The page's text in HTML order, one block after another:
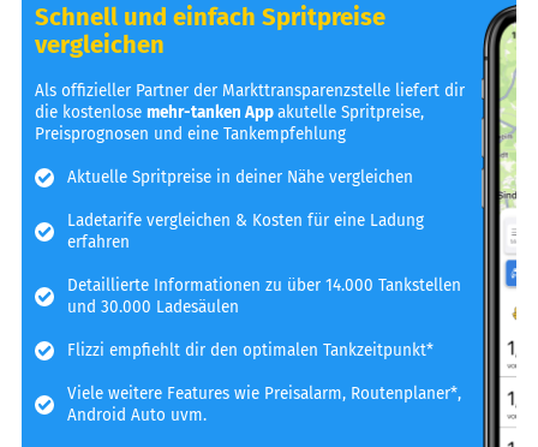
Schnell und einfach Spritpreise
vergleichen
Als offizieller Partner der Markttransparenzstelle liefert dir
die kostenlosemehr-tanken Appakutelle Spritpreise,
Preisprognosen und eine Tankempfehlung
Aktuelle Spritpreise in deiner Nähe vergleichen
Ladetarife vergleichen & Kosten für eine Ladung
erfahren
Detaillierte Informationen zu über 14.000 Tankstellen
und 30.000 Ladesäulen
Flizzi empfiehlt dir den optimalen Tankzeitpunkt*
Viele weitere Features wie Preisalarm, Routenplaner*,
Android Auto uvm.